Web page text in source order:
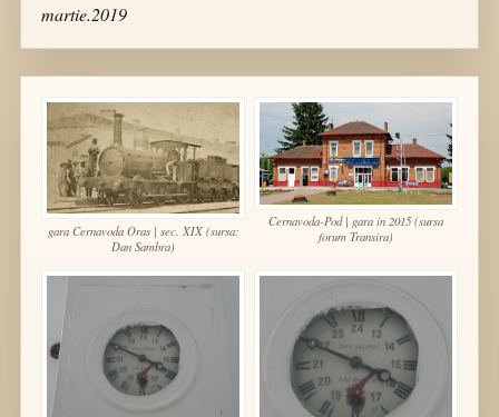
martie.2019
gara Cernavoda Oras | sec. XIX (sursa:
Dan Sambra)
Cernavoda-Pod | gara in 2015 (sursa
forum Transira)